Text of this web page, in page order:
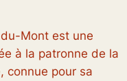
du-Mont est une
à la patronne de la
connue pour sa